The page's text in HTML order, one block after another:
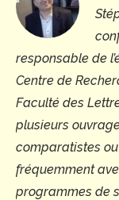
responsable de
Centre de
Faculté des
plusieurs
comparatistes
fréquemment
programmes de